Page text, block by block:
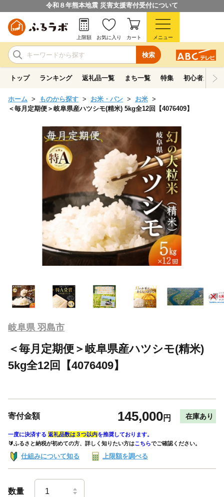
令和８年熊本地震 災害支援寄付受付について
検索
上限額 お気に入り カート メニュー
トップ ランキング 返礼品一覧 まち一覧 特集 初心者ガイド
ホーム ものから探す お米・パン
お米
＜毎月定期便＞岐阜県産ハツシモ(精米) 5kg全12回【4076409】
岐阜県 羽島市
＜毎月定期便＞岐阜県産ハツシモ(精米)
5kg全12回【4076409】
寄付金額 145,000円 在庫あり
一度に決済する 返礼品数は３つ以内を推奨しております。
🔰ふるさと納税が初めての方、詳しく知りたい方はこちらでご確認ください。
仕組みについて知る 上限額を調べる
数量